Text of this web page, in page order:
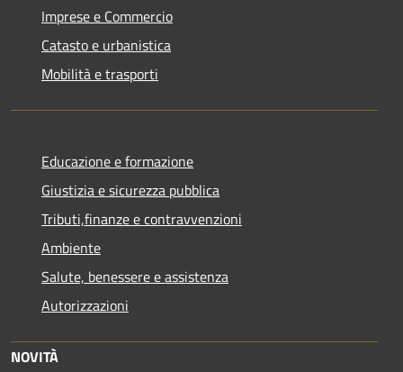
Imprese e Commercio
Catasto e urbanistica
Mobilità e trasporti
Educazione e formazione
Giustizia e sicurezza pubblica
Tributi,finanze e contravvenzioni
Ambiente
Salute, benessere e assistenza
Autorizzazioni
NOVITÀ